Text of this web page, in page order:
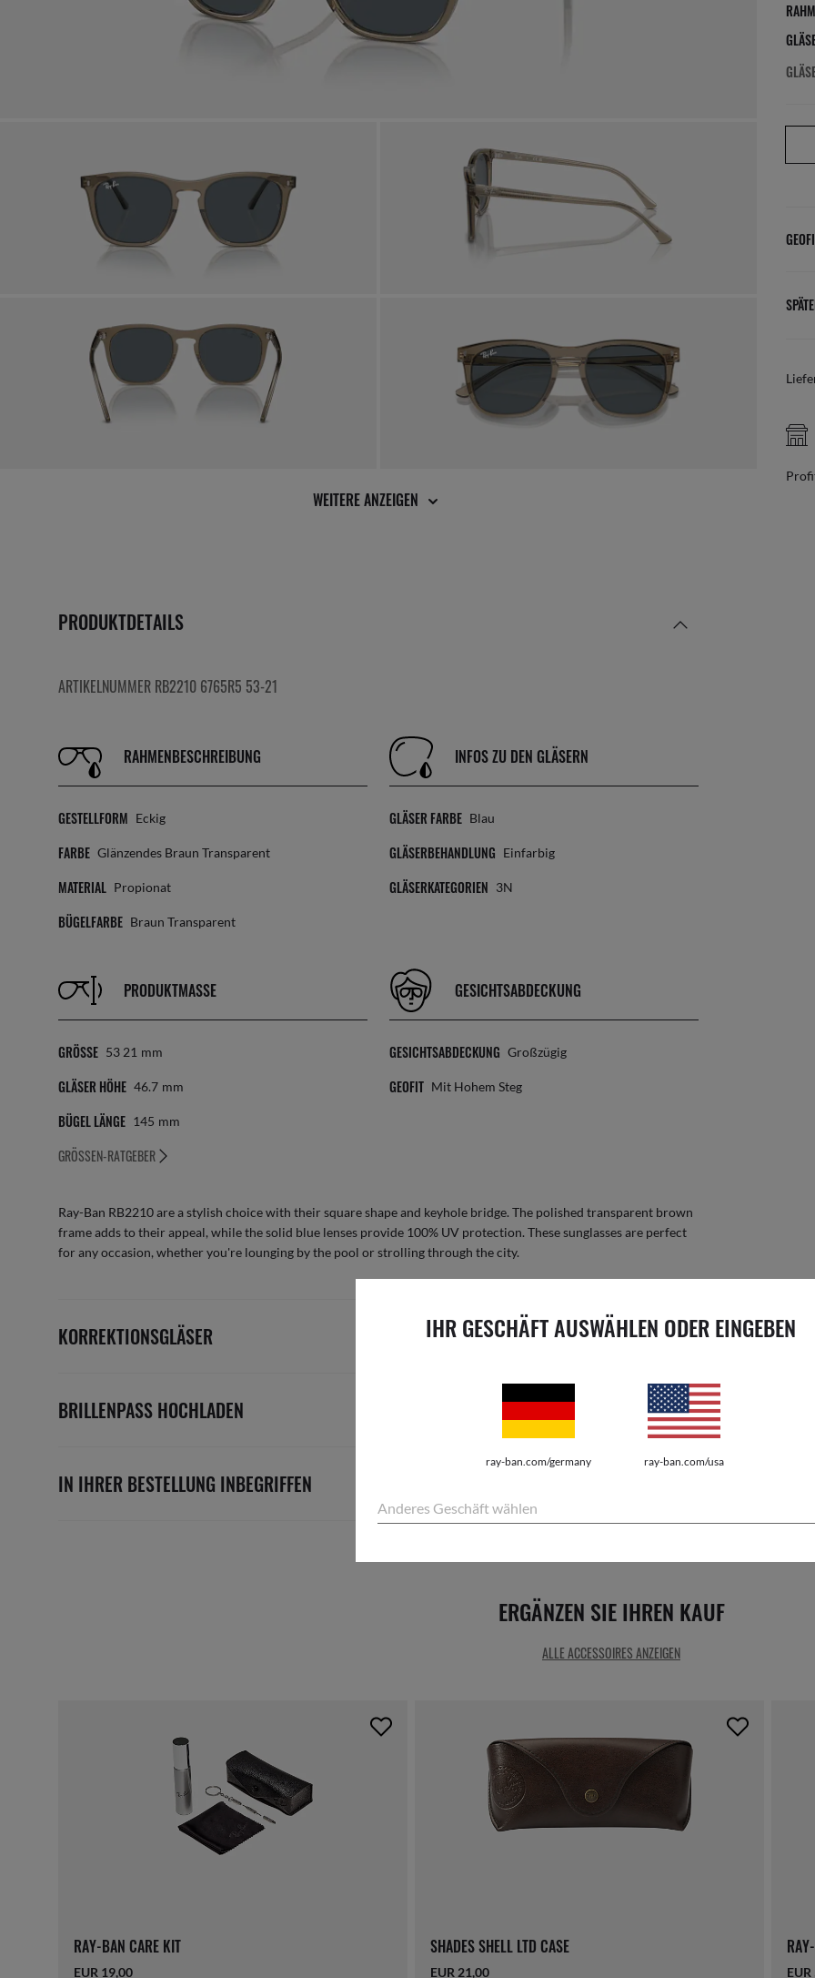
IHR GESCHÄFT AUSWÄHLEN ODER EINGEBEN
ray-ban.com/germany ray-ban.com/usa
Anderes Geschäft wählen
WEITERE ANZEIGEN
PRODUKTDETAILS
ARTIKELNUMMER RB2210 6765R5 53-21
RAHMENBESCHREIBUNG
GESTELLFORM Eckig
FARBE Glänzendes Braun Transparent
MATERIAL Propionat
BÜGELFARBE Braun Transparent
INFOS ZU DEN GLÄSERN
GLÄSER FARBE Blau
GLÄSERBEHANDLUNG Einfarbig
GLÄSERKATEGORIEN 3N
PRODUKTMASSE
GRÖSSE 53 21 Mm
GLÄSER HÖHE 46.7 Mm
BÜGEL LÄNGE 145 Mm
GRÖSSEN-RATGEBER
GESICHTSABDECKUNG
GESICHTSABDECKUNG Großzügig
GEOFIT Mit Hohem Steg
Ray-Ban RB2210 are a stylish choice with their square shape and keyhole bridge. The polished transparent brown
frame adds to their appeal, while the solid blue lenses provide 100% UV protection. These sunglasses are perfect
for any occasion, whether you're lounging by the pool or strolling through the city.
KORREKTIONSGLÄSER
BRILLENPASS HOCHLADEN
IN IHRER BESTELLUNG INBEGRIFFEN
oder
ERGÄNZEN SIE IHREN KAUF
ALLE ACCESSOIRES ANZEIGEN
RAY-BAN CARE KIT
EUR 19,00
SHADES SHELL LTD CASE
EUR 21,00